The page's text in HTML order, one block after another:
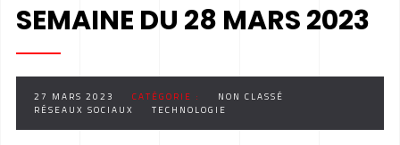
SEMAINE DU 28 MARS 2023
27 MARS 2023 CATÉGORIE :
NON CLASSÉ
RÉSEAUX SOCIAUX
TECHNOLOGIE